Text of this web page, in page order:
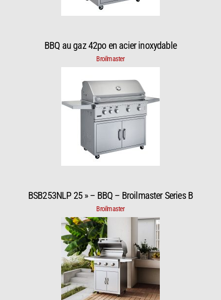
BBQ au gaz 42po en acier inoxydable
Broilmaster
BSB253NLP 25 » – BBQ – Broilmaster Series B
Broilmaster